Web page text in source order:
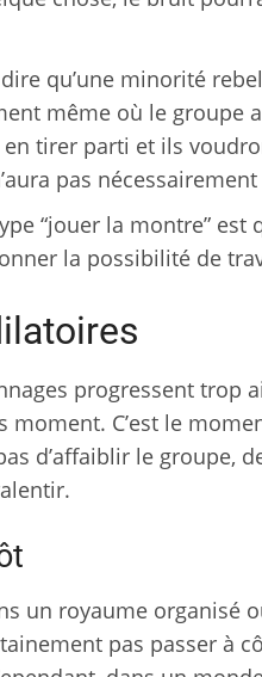
qu’une minorité
même où le groupe
en tirer parti et ils
pas
“jouer la montre”
la possibilité de
progressent trop
moment. C’est le
d’affaiblir le groupe,
un royaume organisé
pas passer à